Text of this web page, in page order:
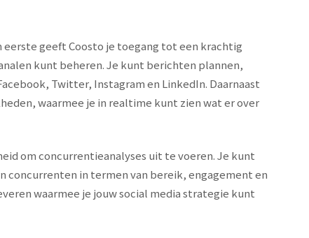
eerste geeft Coosto je toegang tot een krachtig
kunt beheren. Je kunt berichten plannen,
Twitter, Instagram en LinkedIn. Daarnaast
waarmee je in realtime kunt zien wat er over
om concurrentieanalyses uit te voeren. Je kunt
concurrenten in termen van bereik, engagement en
waarmee je jouw social media strategie kunt